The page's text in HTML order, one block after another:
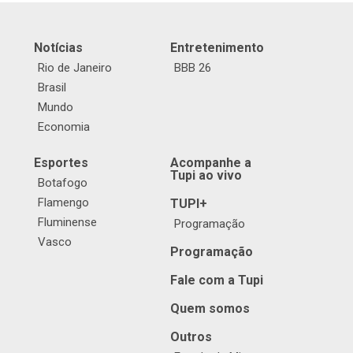
Notícias
Rio de Janeiro
Brasil
Mundo
Economia
Entretenimento
BBB 26
Esportes
Botafogo
Flamengo
Fluminense
Vasco
Acompanhe a
Tupi ao vivo
TUPI+
Programação
Programação
Fale com a Tupi
Quem somos
Outros